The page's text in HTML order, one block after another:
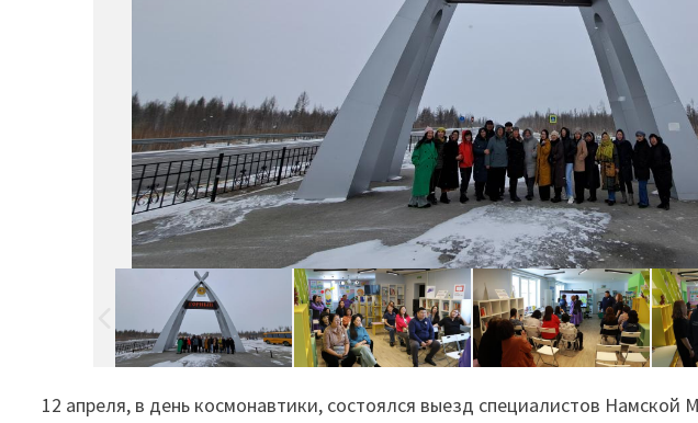
12 апреля, в день космонавтики, состоялся выезд специалистов